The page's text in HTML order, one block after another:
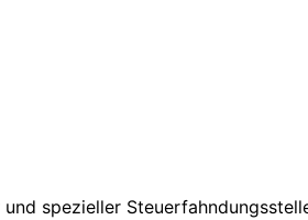
spezieller